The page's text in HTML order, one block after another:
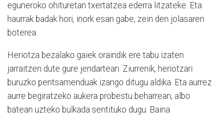
eguneroko ohituretan txertatzea ederra litzateke. Eta
haurrak badak hori, inork esan gabe, zein den jolasaren
boterea.
Heriotza bezalako gaiek oraindik ere tabu izaten
jarraitzen dute gure jendartean. Ziurrenik, heriotzari
buruzko pentsamenduak izango ditugu aldika. Eta aurrez
aurre begiratzeko aukera probestu beharrean, albo
batean uzteko bulkada sentituko dugu. Baina